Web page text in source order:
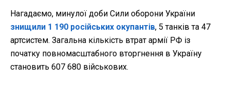
Нагадаємо, минулої доби Сили оборони України
знищили 1 190 російських окупантів, 5 танків та 47
артсистем. Загальна кількість втрат армії РФ із
початку повномасштабного вторгнення в Україну
становить 607 680 військових.